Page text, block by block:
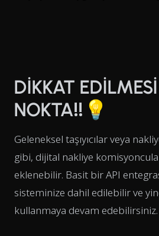
DİKKAT
NOKTA‼️💡
Geleneksel taşıyıcılar veya
gibi, dijital nakliye
eklenebilir. Basit bir API
sisteminize dahil edilebilir ve
kullanmaya devam